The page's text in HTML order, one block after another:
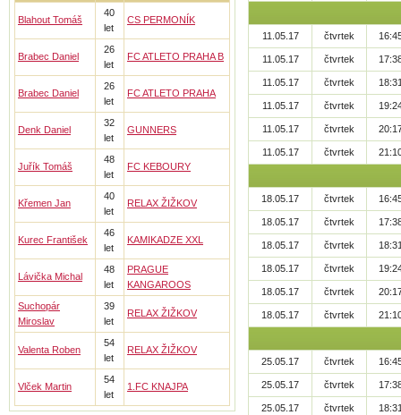
Blahout Tomáš
40
let
CS PERMONÍK
Brabec Daniel
26
let
FC ATLETO PRAHA B
Brabec Daniel
26
let
FC ATLETO PRAHA
Denk Daniel
32
let
GUNNERS
Juřík Tomáš
48
let
FC KEBOURY
Křemen Jan
40
let
RELAX ŽIŽKOV
Kurec František
46
let
KAMIKADZE XXL
Lávička Michal
48
let
PRAGUE
KANGAROOS
Suchopár
Miroslav
39
let
RELAX ŽIŽKOV
Valenta Roben
54
let
RELAX ŽIŽKOV
Vlček Martin
54
let
1.FC KNAJPA
11.05.17 čtvrtek
11.05.17 čtvrtek
11.05.17 čtvrtek
11.05.17 čtvrtek
11.05.17 čtvrtek
11.05.17 čtvrtek
18.05.17 čtvrtek
18.05.17 čtvrtek
18.05.17 čtvrtek
18.05.17 čtvrtek
18.05.17 čtvrtek
18.05.17 čtvrtek
25.05.17 čtvrtek
25.05.17 čtvrtek
25.05.17 čtvrtek